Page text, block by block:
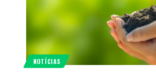
NOTÍCIAS